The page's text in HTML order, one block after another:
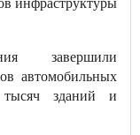
инфраструктуры
завершили
автомобильных
зданий и